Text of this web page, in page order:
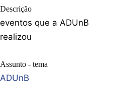
Descrição
eventos que a ADUnB
realizou
Assunto - tema
ADUnB